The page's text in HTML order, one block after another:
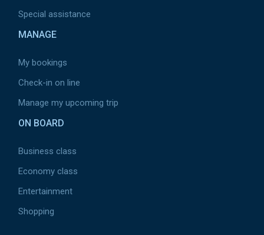
Special assistance
MANAGE
My bookings
Check-in on line
Manage my upcoming trip
ON BOARD
Business class
Economy class
Entertainment
Shopping